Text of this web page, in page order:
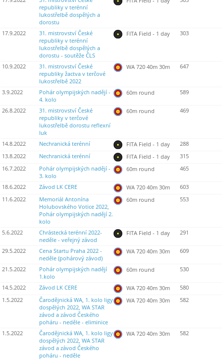
republiky v terénní
lukostřelbě dospělých a
dorostu
17.9.2022
31. mistrovství České
republiky v terénní
lukostřelbě dospělých a
dorostu - soutěže ČLS
FITA Field - 1 day 303
10.9.2022
31. mistrovství České
republiky žactva v terčové
lukostřelbě 2022
WA 720 40m 30m 647
3.9.2022
Pohár olympijských nadějí -
4. kolo
60m round 589
26.8.2022
31. mistrovství České
republiky v terčové
lukostřelbě dorostu reflexní
luk
60m round 469
14.8.2022 Nechranická terénní FITA Field - 1 day
288
13.8.2022
Nechranická terénní FITA Field - 1 day
315
16.7.2022
Pohár olympijských nadějí -
3. kolo
60m round 465
18.6.2022 Závod LK CERE WA 720 40m 30m
603
11.6.2022
Memoriál Antonína
Holubovského Votice 2022,
Pohár olympijských nadějí 2.
kolo
60m round 553
5.6.2022
Chrástecká terénní 2022-
neděle - veřejný závod
FITA Field - 1 day 291
29.5.2022
Cena Startu Praha 2022 -
neděle (pohárový závod)
WA 720 40m 30m 609
21.5.2022
Pohár olympijských nadějí
1.kolo
60m round 530
14.5.2022 Závod LK CERE WA 720 40m 30m
580
1.5.2022
Čarodějnická WA, 1. kolo ligy
dospělých 2022, WA STAR
závod a závod Českého
poháru - neděle - eliminice
WA 720 40m 30m 582
1.5.2022
Čarodějnická WA, 1. kolo ligy
dospělých 2022, WA STAR
závod a závod Českého
poháru - neděle
WA 720 40m 30m 582